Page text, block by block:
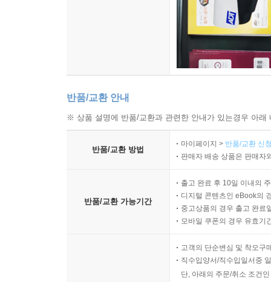
반품/교환 안내
※ 상품 설명에 반품/교환과 관련한 안내가 있는경우 아
반품/교환 방법
마이페이지 > 반품/교환 신
판매자 배송 상품은 판매자
반품/교환 가능기간
출고 완료 후 10일 이내의
디지털 콘텐츠인 eBook의
중고상품의 경우 출고 완료
모바일 쿠폰의 경우 유효기
고객의 단순변심 및 착오구
직수입양서/직수입일서중
단, 아래의 주문/취소 조건